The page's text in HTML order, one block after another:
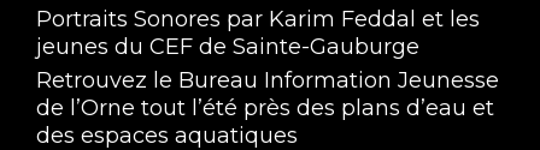
Portraits Sonores par Karim Feddal et les
jeunes du CEF de Sainte-Gauburge
Retrouvez le Bureau Information Jeunesse
de l’Orne tout l’été près des plans d’eau et
des espaces aquatiques